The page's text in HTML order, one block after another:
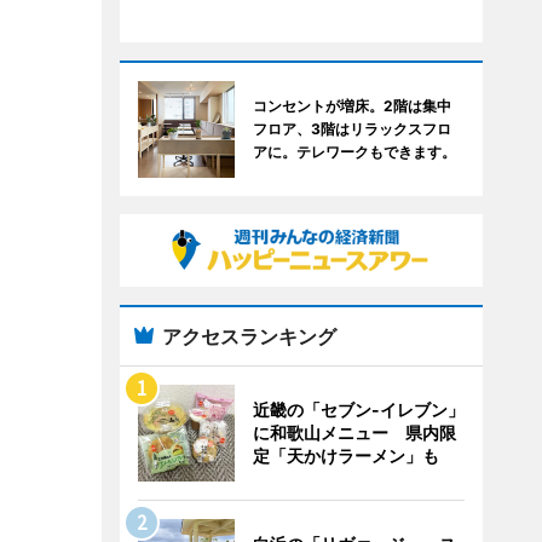
コンセントが増床。2階は集中
フロア、3階はリラックスフロ
アに。テレワークもできます。
アクセスランキング
近畿の「セブン-イレブン」
に和歌山メニュー 県内限
定「天かけラーメン」も